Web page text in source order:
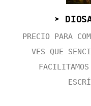
➤
PRECIO PARA
VES QUE